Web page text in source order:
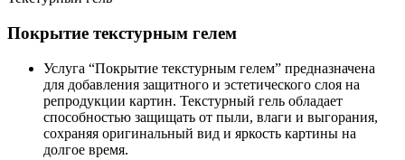
Покрытие текстурным гелем
Услуга “Покрытие текстурным гелем” предназначена
для добавления защитного и эстетического слоя на
репродукции картин. Текстурный гель обладает
способностью защищать от пыли, влаги и выгорания,
сохраняя оригинальный вид и яркость картины на
долгое время.